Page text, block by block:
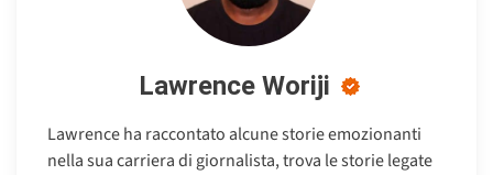
Lawrence Woriji
Lawrence ha raccontato alcune storie emozionanti
nella sua carriera di giornalista, trova le storie legate